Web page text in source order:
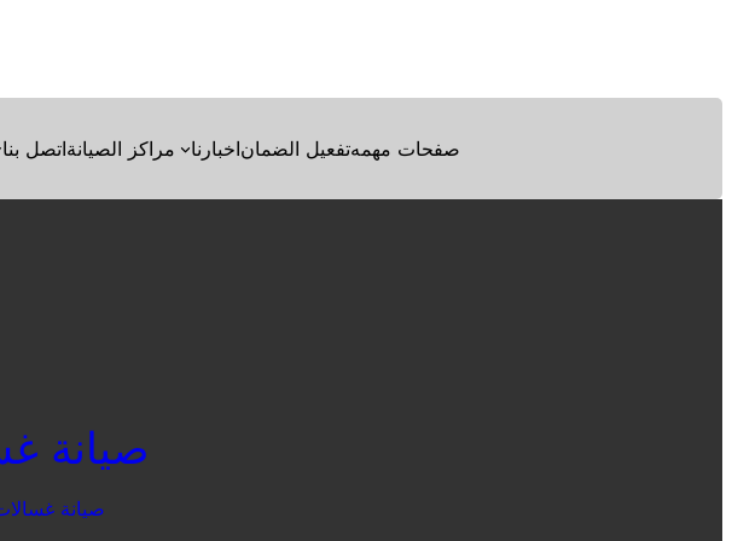
اتصل بنامراكز الصيانة اخبارناتفعيل الضمانصفحات مهمه
صيانة
صيانة